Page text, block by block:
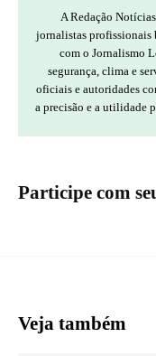
A Redação
jornalistas profissionais
com o Jornalismo
segurança, clima e
oficiais e autoridades
a precisão e a utilidade
Participe com
Veja também